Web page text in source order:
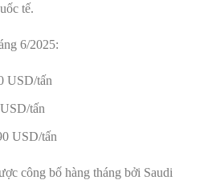
tế.
6/2025:
USD/tấn
tấn
USD/tấn
công bố hàng tháng bởi Saudi